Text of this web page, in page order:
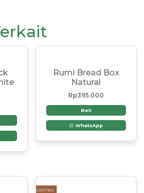
Rumi Bread Box
Natural
Rp395.000
Beli
WhatsApp
LIMITED